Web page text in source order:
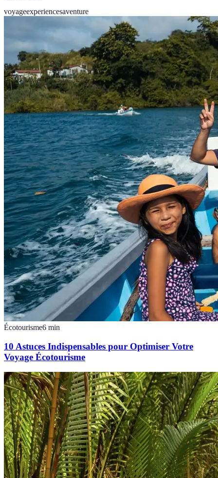
voyageexperiencesaventure
Écotourisme6 min
10 Astuces Indispensables pour Optimiser Votre
Voyage Écotourisme